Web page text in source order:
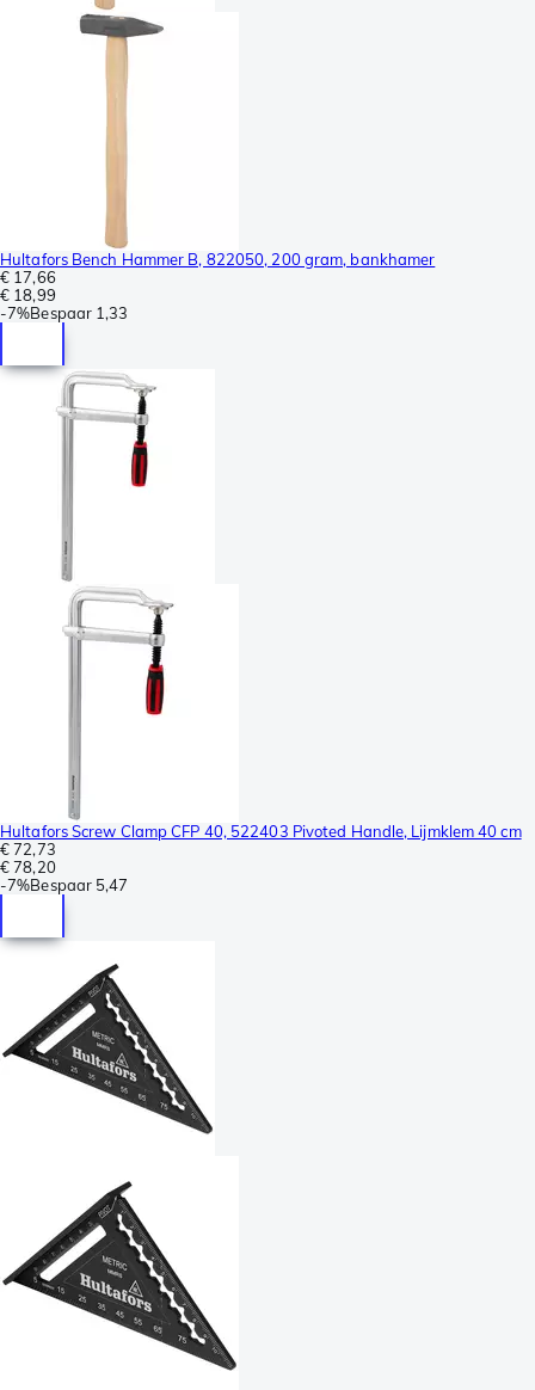
Hultafors Bench Hammer B, 822050, 200 gram, bankhamer
€ 17,66
€ 18,99
-7%Bespaar 1,33
Hultafors Screw Clamp CFP 40, 522403 Pivoted Handle, Lijmklem 40 cm
€ 72,73
€ 78,20
-7%Bespaar 5,47